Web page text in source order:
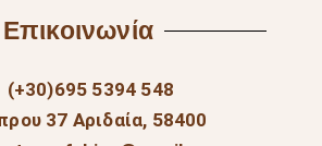
Επικοινωνία
(+30)695 5394 548
37 Αριδαία, 58400